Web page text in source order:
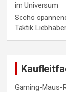
im Universum
Sechs
Taktik Liebhaber
Gaming-Maus-